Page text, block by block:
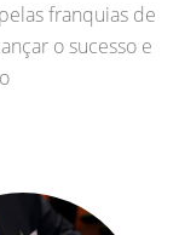
franquias de
o sucesso e